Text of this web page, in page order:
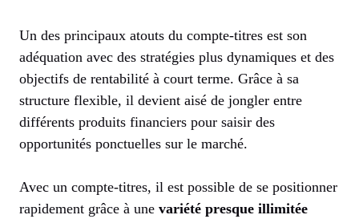
Un des principaux atouts du compte-titres est son
adéquation avec des stratégies plus dynamiques et des
objectifs de rentabilité à court terme. Grâce à sa
structure flexible, il devient aisé de jongler entre
différents produits financiers pour saisir des
opportunités ponctuelles sur le marché.
Avec un compte-titres, il est possible de se positionner
rapidement grâce à une variété presque illimitée